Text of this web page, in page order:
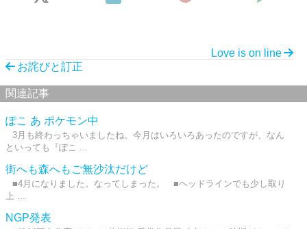
Love is on line
お詫びと訂正
関連記事
ぽこ あ ポケモン中
3月も終わっちゃいましたね。今月はいろいろあったのですが、なん
といっても『ぽこ ...
街へも森へもご無沙汰だけど
■4月になりました。なってしまった。 ■ヘッドラインでも少し取り
上 ...
NGP発表